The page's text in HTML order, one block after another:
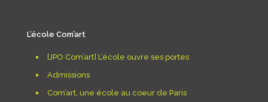
L’école Com’art
[JPO Com’art] L’école ouvre ses portes
Admissions
Com’art, une école au coeur de Paris